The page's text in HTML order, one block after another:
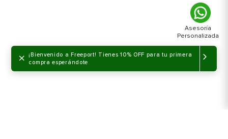
×
¡Bienvenido a Freeport! Tienes 10% OFF para tu primera
compra esperándote